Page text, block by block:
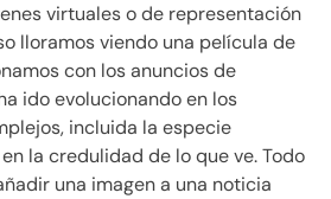
virtuales o de representación
lloramos viendo una película de
con los anuncios de
ido evolucionando en los
incluida la especie
la credulidad de lo que ve. Todo
una imagen a una noticia